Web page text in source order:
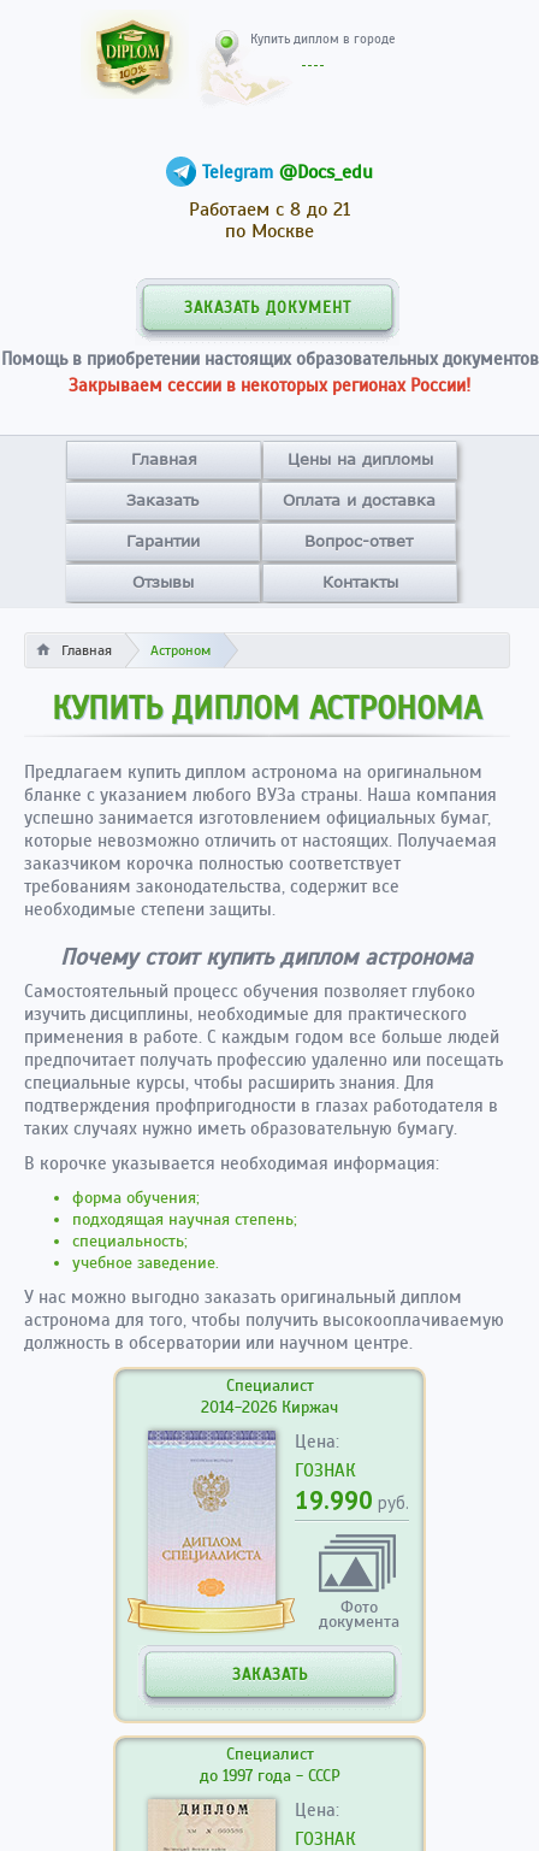
Telegram @Docs_edu
Работаем с 8 до 21
по Москве
ЗАКАЗАТЬ ДОКУМЕНТ
Помощь в приобретении настоящих образовательных документов
Закрываем сессии в некоторых регионах России!
Главная Цены на дипломы
Заказать Оплата и доставка
Гарантии Вопрос-ответ
Отзывы Контакты
Главная Астроном
КУПИТЬ ДИПЛОМ АСТРОНОМА
Предлагаем купить диплом астронома на оригинальном
бланке с указанием любого ВУЗа страны. Наша компания
успешно занимается изготовлением официальных бумаг,
которые невозможно отличить от настоящих. Получаемая
заказчиком корочка полностью соответствует
требованиям законодательства, содержит все
необходимые степени защиты.
Почему стоит купить диплом астронома
Самостоятельный процесс обучения позволяет глубоко
изучить дисциплины, необходимые для практического
применения в работе. С каждым годом все больше людей
предпочитает получать профессию удаленно или посещать
специальные курсы, чтобы расширить знания. Для
подтверждения профпригодности в глазах работодателя в
таких случаях нужно иметь образовательную бумагу.
В корочке указывается необходимая информация:
форма обучения;
подходящая научная степень;
специальность;
учебное заведение.
У нас можно выгодно заказать оригинальный диплом
астронома для того, чтобы получить высокооплачиваемую
должность в обсерватории или научном центре.
Специалист
2014-2026 Киржач
Цена:
ГОЗНАК
19.990 руб.
Фото
документа
ЗАКАЗАТЬ
Специалист
до 1997 года - СССР
Цена:
ГОЗНАК